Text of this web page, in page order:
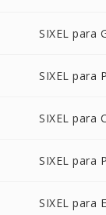
SIXEL para
SIXEL para
SIXEL para
SIXEL para
SIXEL para